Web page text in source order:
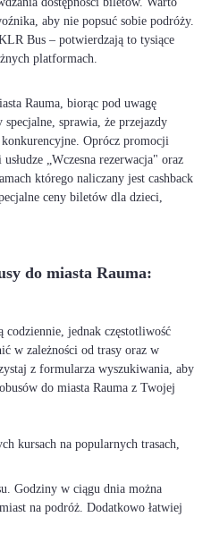
aby nie popsuć sobie podróży.
Bus – potwierdzają to tysiące
platformach.
Rauma, biorąc pod uwagę
sprawia, że przejazdy
Oprócz promocji
„Wczesna rezerwacja" oraz
którego naliczany jest cashback
ceny biletów dla dzieci,
do miasta Rauma:
codziennie, jednak częstotliwość
w zależności od trasy oraz w
z formularza wyszukiwania, aby
do miasta Rauma z Twojej
kursach na popularnych trasach,
Godziny w ciągu dnia można
na podróż. Dodatkowo łatwiej